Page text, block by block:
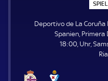
Deportivo de La Coruña
Spanien, Primera
18:00, Uhr,